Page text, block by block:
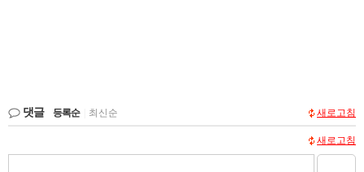
댓글 등록순 최신순 새로고침
새로고침